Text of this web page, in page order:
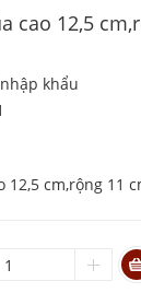
cao 12,5
khẩu
12,5 cm,rộng 11